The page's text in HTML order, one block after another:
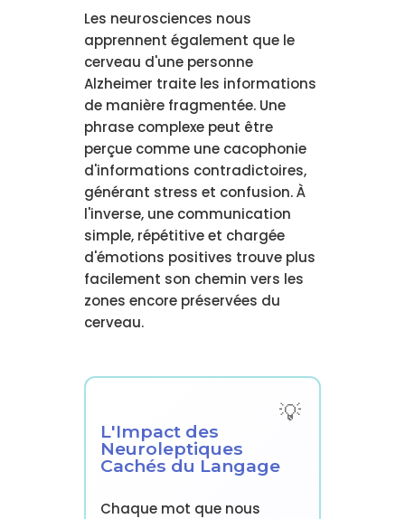
Les neurosciences nous
apprennent également que le
cerveau d'une personne
Alzheimer traite les informations
de manière fragmentée. Une
phrase complexe peut être
perçue comme une cacophonie
d'informations contradictoires,
générant stress et confusion. À
l'inverse, une communication
simple, répétitive et chargée
d'émotions positives trouve plus
facilement son chemin vers les
zones encore préservées du
cerveau.
L'Impact des
Neuroleptiques
Cachés du Langage
Chaque mot que nous